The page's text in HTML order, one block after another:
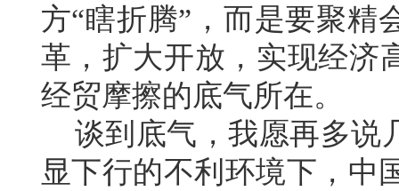
方“瞎折腾”，而是要聚精
革，扩大开放，实现经济
经贸摩擦的底气所在。
谈到底气，我愿再多说
显下行的不利环境下，中